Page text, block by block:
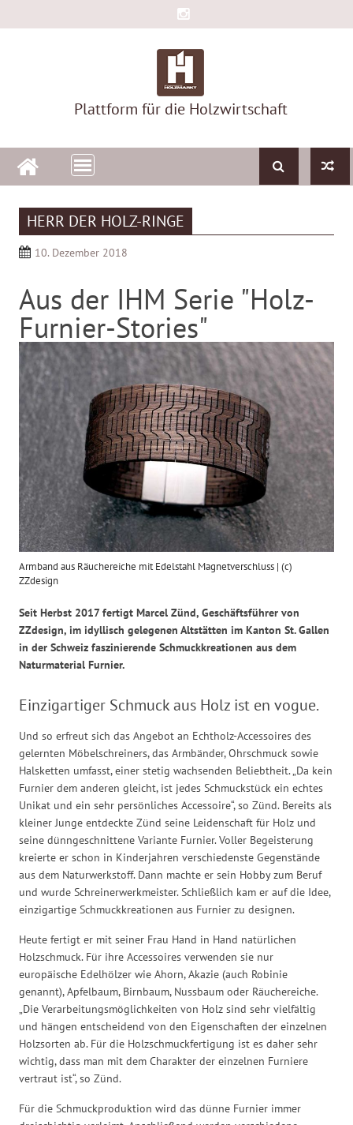
to
Plattform für die Holzwirtschaft
HERR DER HOLZ-RINGE
10. Dezember 2018
Aus der IHM Serie "Holz-
Furnier-Stories"
Armband aus Räuchereiche mit Edelstahl Magnetverschluss | (c)
ZZdesign
Seit Herbst 2017 fertigt Marcel Zünd, Geschäftsführer von
ZZdesign, im idyllisch gelegenen Altstätten im Kanton St. Gallen
in der Schweiz faszinierende Schmuckkreationen aus dem
Naturmaterial Furnier.
Einzigartiger Schmuck aus Holz ist en vogue.
Und so erfreut sich das Angebot an Echtholz-Accessoires des
gelernten Möbelschreiners, das Armbänder, Ohrschmuck sowie
Halsketten umfasst, einer stetig wachsenden Beliebtheit. „Da kein
Furnier dem anderen gleicht, ist jedes Schmuckstück ein echtes
Unikat und ein sehr persönliches Accessoire“, so Zünd. Bereits als
kleiner Junge entdeckte Zünd seine Leidenschaft für Holz und
seine dünngeschnittene Variante Furnier. Voller Begeisterung
kreierte er schon in Kinderjahren verschiedenste Gegenstände
aus dem Naturwerkstoff. Dann machte er sein Hobby zum Beruf
und wurde Schreinerwerkmeister. Schließlich kam er auf die Idee,
einzigartige Schmuckkreationen aus Furnier zu designen.
Heute fertigt er mit seiner Frau Hand in Hand natürlichen
Holzschmuck. Für ihre Accessoires verwenden sie nur
europäische Edelhölzer wie Ahorn, Akazie (auch Robinie
genannt), Apfelbaum, Birnbaum, Nussbaum oder Räuchereiche.
„Die Verarbeitungsmöglichkeiten von Holz sind sehr vielfältig
und hängen entscheidend von den Eigenschaften der einzelnen
Holzsorten ab. Für die Holzschmuckfertigung ist es daher sehr
wichtig, dass man mit dem Charakter der einzelnen Furniere
vertraut ist“, so Zünd.
Für die Schmuckproduktion wird das dünne Furnier immer